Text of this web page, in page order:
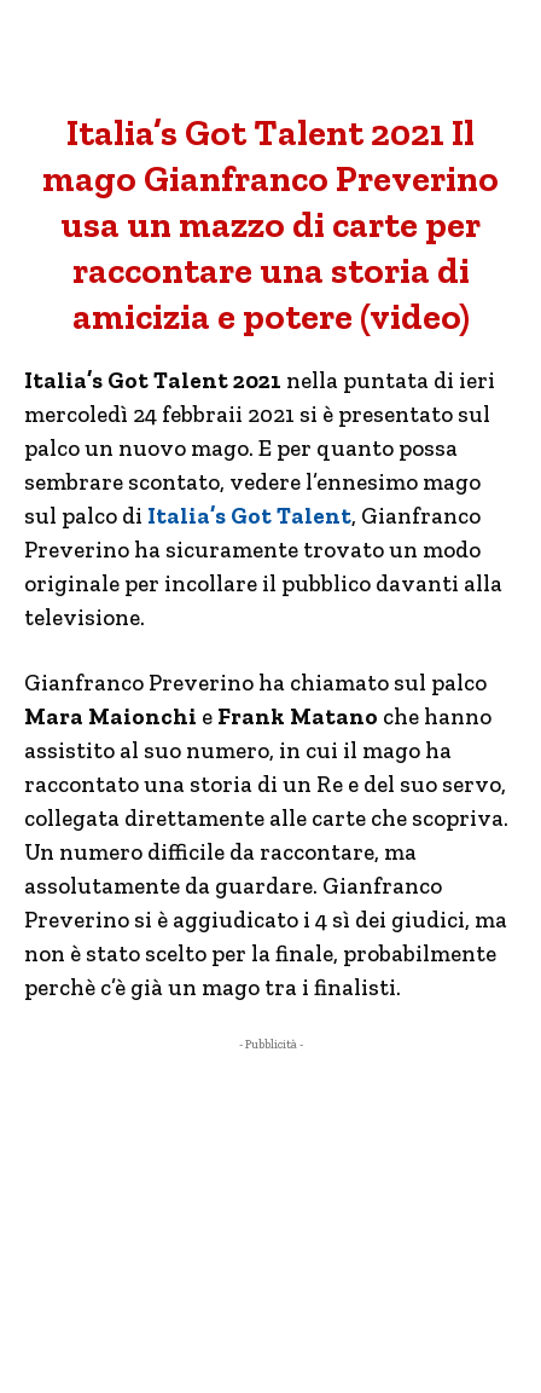
Italia’s Got Talent 2021 Il
mago Gianfranco Preverino
usa un mazzo di carte per
raccontare una storia di
amicizia e potere (video)
Italia’s Got Talent 2021 nella puntata di ieri
mercoledì 24 febbraii 2021 si è presentato sul
palco un nuovo mago. E per quanto possa
sembrare scontato, vedere l’ennesimo mago
sul palco di Italia’s Got Talent, Gianfranco
Preverino ha sicuramente trovato un modo
originale per incollare il pubblico davanti alla
televisione.
Gianfranco Preverino ha chiamato sul palco
Mara Maionchi e Frank Matano che hanno
assistito al suo numero, in cui il mago ha
raccontato una storia di un Re e del suo servo,
collegata direttamente alle carte che scopriva.
Un numero difficile da raccontare, ma
assolutamente da guardare. Gianfranco
Preverino si è aggiudicato i 4 sì dei giudici, ma
non è stato scelto per la finale, probabilmente
perchè c’è già un mago tra i finalisti.
- Pubblicità -